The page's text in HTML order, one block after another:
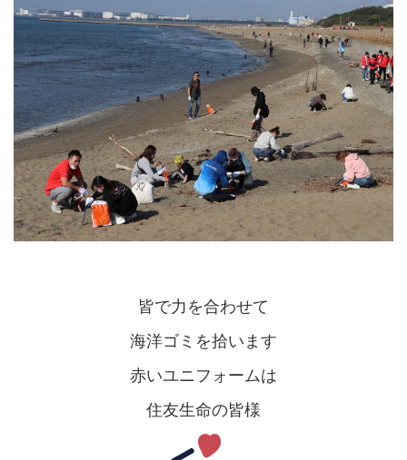
皆で力を合わせて
海洋ゴミを拾います
赤いユニフォームは
住友生命の皆様